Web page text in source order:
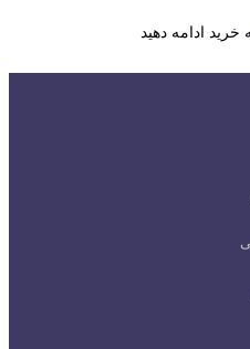
خرید ادامه دهید